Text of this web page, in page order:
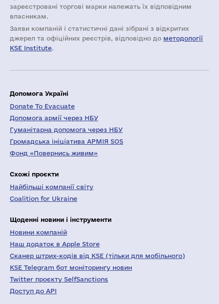
зареєстровані торгові марки належать їх відповідним
власникам.
Заяви компаній i статистичні дані зібрані з відкритих
джерел та офіційних реєстрів, відповідно до методології
KSE Institute.
Допомога Україні
Donate To Evacuate
Допомога армії через НБУ
Гуманітарна допомога через НБУ
Громадська ініціатива АРМІЯ SOS
Фонд «Повернись живим»
Схожі проєкти
Найбільші компанії світу
Coalition for Ukraine
Щоденні новини і інструменти
Новини компаній
Наш додаток в Apple Store
Сканер штрих-кодів від KSE (тільки для мобільного)
KSE Telegram бот моніторингу новин
Twitter проєкту SelfSanctions
Доступ до API